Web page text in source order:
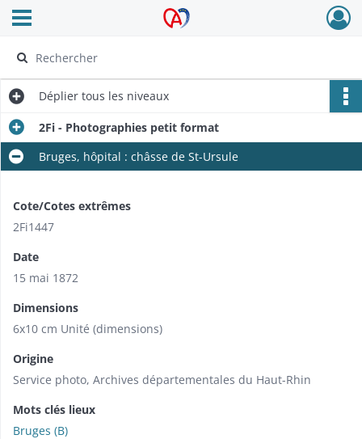
Archives Alsace - Colmar
Ouvrir le menu déroulant
Déplier tous les niveaux
2Fi - Photographies petit format
Bruges, hôpital : châsse de St-Ursule
Cote/Cotes extrêmes
2Fi1447
Date
15 mai 1872
Dimensions
6x10 cm Unité (dimensions)
Origine
Service photo, Archives départementales du Haut-Rhin
Mots clés lieux
Bruges (B)